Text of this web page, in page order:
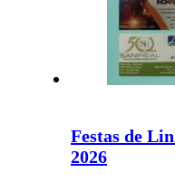
Festas de
2026